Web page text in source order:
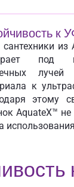
к
сантехники из
под
лучей
к
этому
AquateX™